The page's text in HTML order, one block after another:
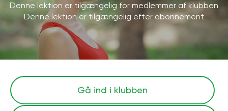
Denne lektion er tilgængelig for medlemmer af klubben
Denne lektion er tilgængelig efter abonnement
Gå ind i klubben